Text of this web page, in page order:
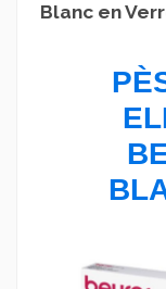
Blanc en